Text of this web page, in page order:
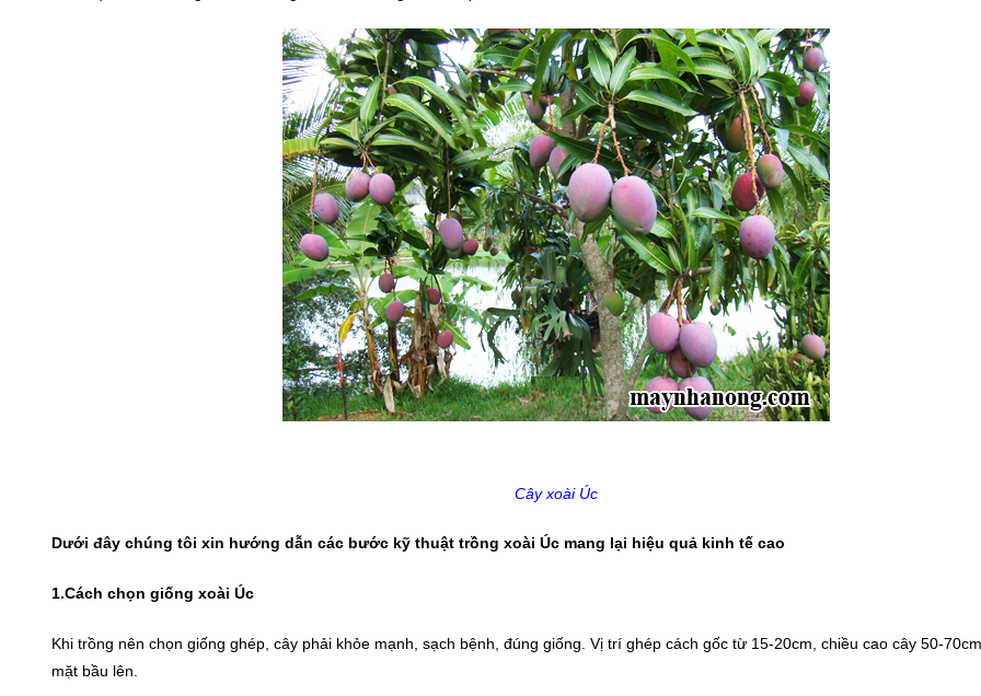
Cây xoài Úc
Dưới đây chúng tôi xin hướng dẫn các bước kỹ thuật trồng xoài Úc mang lại hiệu quả kinh tế cao
1.Cách chọn giống xoài Úc
Khi trồng nên chọn giống ghép, cây phải khỏe mạnh, sạch bệnh, đúng giống. Vị trí ghép cách gốc từ 15-20cm, chiều cao cây 50-
mặt bầu lên.